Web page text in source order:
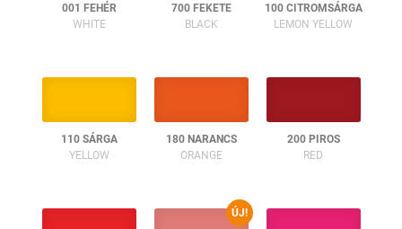
001 FEHÉR
WHITE
700 FEKETE
BLACK
100 CITROMSÁRGA
LEMON YELLOW
110 SÁRGA
YELLOW
180 NARANCS
ORANGE
200 PIROS
RED
ÚJ!